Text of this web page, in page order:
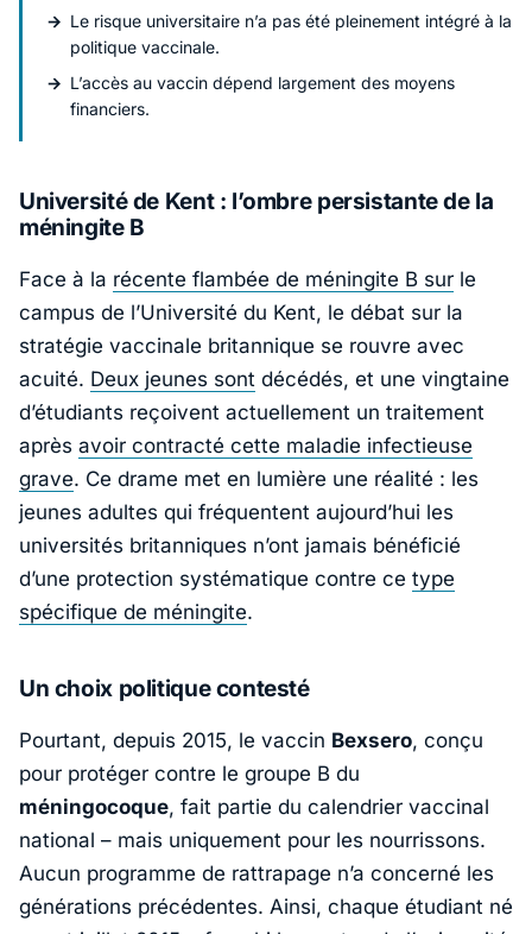
Le risque universitaire n’a pas été pleinement intégré à la
politique vaccinale.
L’accès au vaccin dépend largement des moyens
financiers.
Université de Kent : l’ombre persistante de la
méningite B
Face à la récente flambée de méningite B sur le
campus de l’Université du Kent, le débat sur la
stratégie vaccinale britannique se rouvre avec
acuité. Deux jeunes sont décédés, et une vingtaine
d’étudiants reçoivent actuellement un traitement
après avoir contracté cette maladie infectieuse
grave. Ce drame met en lumière une réalité : les
jeunes adultes qui fréquentent aujourd’hui les
universités britanniques n’ont jamais bénéficié
d’une protection systématique contre ce type
spécifique de méningite.
Un choix politique contesté
Pourtant, depuis 2015, le vaccin Bexsero, conçu
pour protéger contre le groupe B du
méningocoque, fait partie du calendrier vaccinal
national – mais uniquement pour les nourrissons.
Aucun programme de rattrapage n’a concerné les
générations précédentes. Ainsi, chaque étudiant né